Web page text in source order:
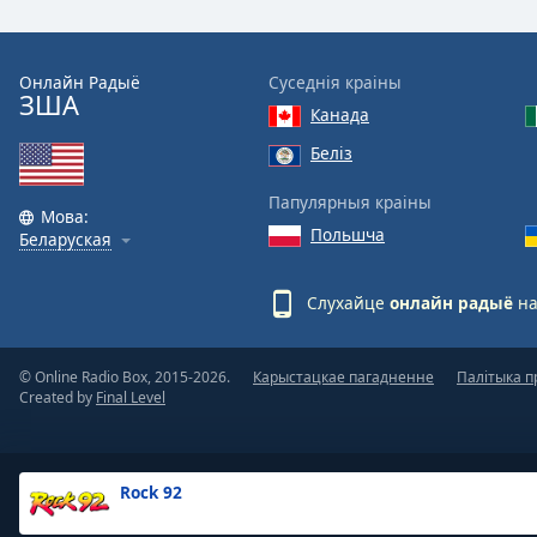
Text
Opacity
Area
Background
Rock 92
Онлайн Радыё
ЗША
Мова:
Беларуская
Суседнія краіны
Канада
Беліз
Папулярныя краіны
Польшча
Слухайце онлайн радыё
© Online Radio Box, 2015-2026.
Created by Final Level
Карыстацкае пагадненне Палітыка